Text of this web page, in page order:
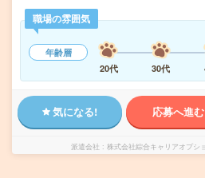
職場の雰囲気
年齢層
20代
30代
気になる! 応募へ進む
派遣会社 株式会社綜合キャリアオプシ